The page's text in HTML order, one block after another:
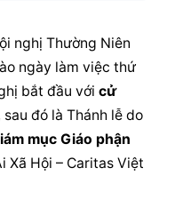
nghị Thường Niên
ngày làm việc thứ
bắt đầu với cử
đó là Thánh lễ do
mục Giáo phận
Xã Hội – Caritas Việt